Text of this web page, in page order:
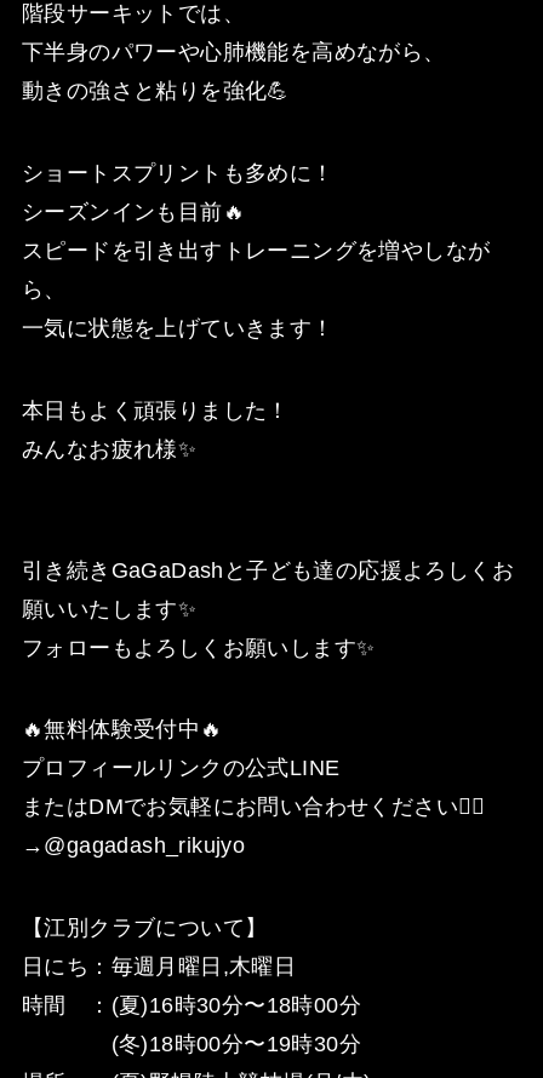
階段サーキットでは、
下半身のパワーや心肺機能を高めながら、
動きの強さと粘りを強化💪
ショートスプリントも多めに！
シーズンインも目前🔥
スピードを引き出すトレーニングを増やしなが
ら、
一気に状態を上げていきます！
本日もよく頑張りました！
みんなお疲れ様✨
引き続きGaGaDashと子ども達の応援よろしくお
願いいたします✨
フォローもよろしくお願いします✨
🔥無料体験受付中🔥
プロフィールリンクの公式LINE
またはDMでお気軽にお問い合わせください🙇‍♂️
→@gagadash_rikujyo
【江別クラブについて】
日にち：毎週月曜日,木曜日
時間 ：(夏)16時30分〜18時00分
(冬)18時00分〜19時30分